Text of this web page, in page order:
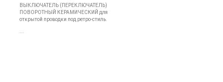
ВЫКЛЮЧАТЕЛЬ (ПЕРЕКЛЮЧАТЕЛЬ)
ПОВОРОТНЫЙ КЕРАМИЧЕСКИЙ для
открытой проводки под ретро-стиль.
...